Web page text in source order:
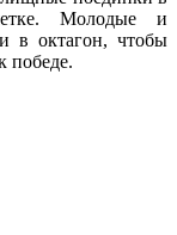
Молодые и
в октагон, чтобы
победе.